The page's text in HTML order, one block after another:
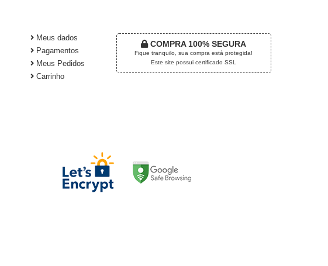
Meus dados
Pagamentos
Meus Pedidos
Carrinho
COMPRA 100% SEGURA
Fique tranquilo, sua compra está protegida!
Este site possui certificado SSL